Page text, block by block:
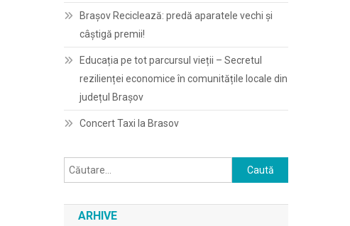
Brașov Reciclează: predă aparatele vechi și
câștigă premii!
Educația pe tot parcursul vieții – Secretul
rezilienței economice în comunitățile locale din
județul Brașov
Concert Taxi la Brasov
Caută
după:
ARHIVE